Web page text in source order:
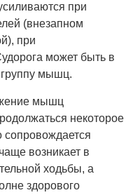
при
(внезапном
при
может быть в
мышц.
мышц
некоторое
сопровождается
возникает в
ходьбы, а
здорового